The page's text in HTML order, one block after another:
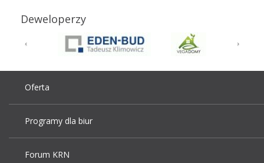
Deweloperzy
Oferta
Programy dla biur
Forum KRN